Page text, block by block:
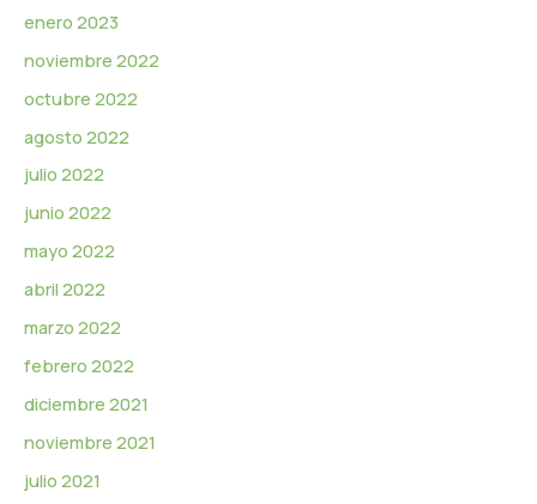
enero 2023
noviembre 2022
octubre 2022
agosto 2022
julio 2022
junio 2022
mayo 2022
abril 2022
marzo 2022
febrero 2022
diciembre 2021
noviembre 2021
julio 2021